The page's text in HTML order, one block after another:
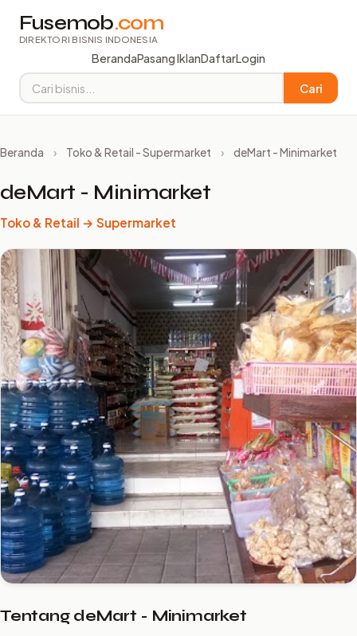
Fusemob.com
DIREKTORI BISNIS INDONESIA
BerandaPasang IklanDaftarLogin
Cari
Beranda › Toko & Retail - Supermarket › deMart - Minimarket
deMart - Minimarket
Toko & Retail → Supermarket
Tentang deMart - Minimarket